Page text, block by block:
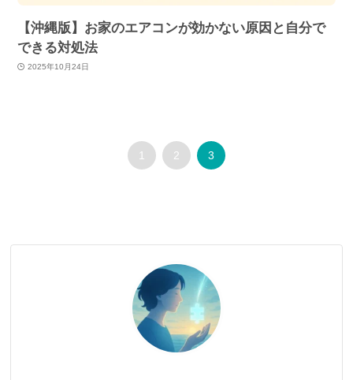
【沖縄版】お家のエアコンが効かない原因と自分で
できる対処法
2025年10月24日
1 2 3